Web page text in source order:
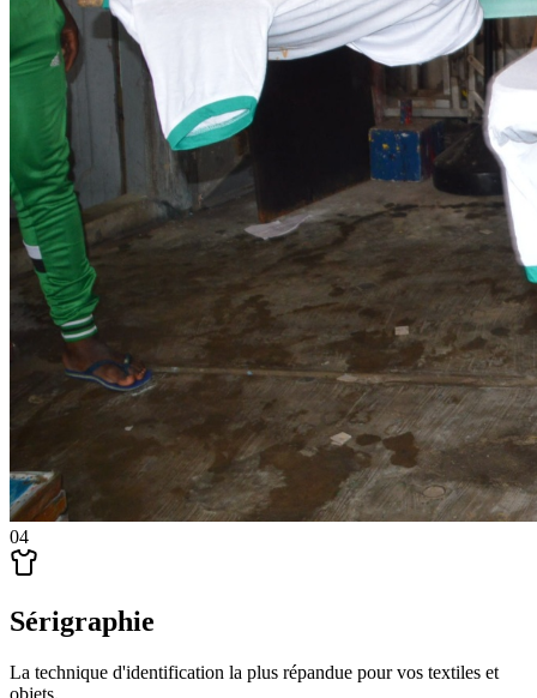
04
Sérigraphie
La technique d'identification la plus répandue pour vos textiles et
objets.